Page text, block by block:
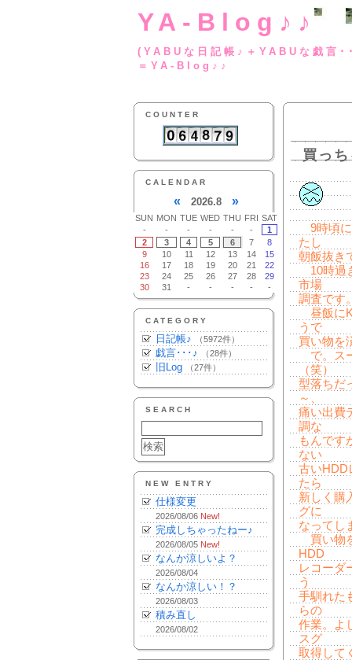
YA-Blog♪♪
(YABUな日記帳♪
＝YA-Blog♪♪
COUNTER
CALENDAR
« 2026.8 »
SUN MON TUE WED THU FRI SAT
-
- - - - -
1
2
3 4 5 6 7
8
9
10 11 12 13 14
15
16
17 18 19 20 21
22
23
24 25 26 27 28
29
30
31 - - - - -
CATEGORY
日記帳♪ （5972件）
戯言･･･♪ （28件）
旧Log （27件）
SEARCH
NEW ENTRY
仕様変更
2026/08/06 New!
完成しちゃったねー♪
2026/08/05 New!
なんか涼しいよ？
2026/08/04
なんか涼しい！？
2026/08/03
積み直し
2026/08/02
買っ
9時頃に
たし
朝飯抜き
10時過
市場
調査です
昼飯に
うで
買い物を
で。ス
（笑）
型落ちだ
～、
痛い出費
調な
もんです
ない
古いHDD
たら
新しく購
グに
なってし
買い物
HDD
レコーダ
う
手馴れた
らの
作業。よ
スグ
取得して